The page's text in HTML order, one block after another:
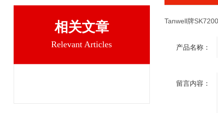
相关文章
Relevant Articles
Tanwell牌
产品名称：
留言内容：